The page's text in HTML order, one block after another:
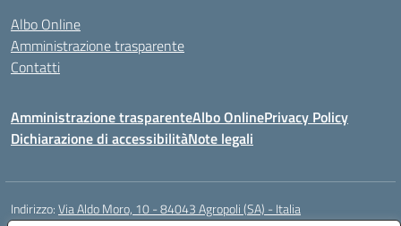
Albo Online
Amministrazione trasparente
Contatti
Amministrazione trasparenteAlbo OnlinePrivacy Policy
Dichiarazione di accessibilitàNote legali
Indirizzo:Via Aldo Moro, 10 - 84043 Agropoli (SA) - Italia